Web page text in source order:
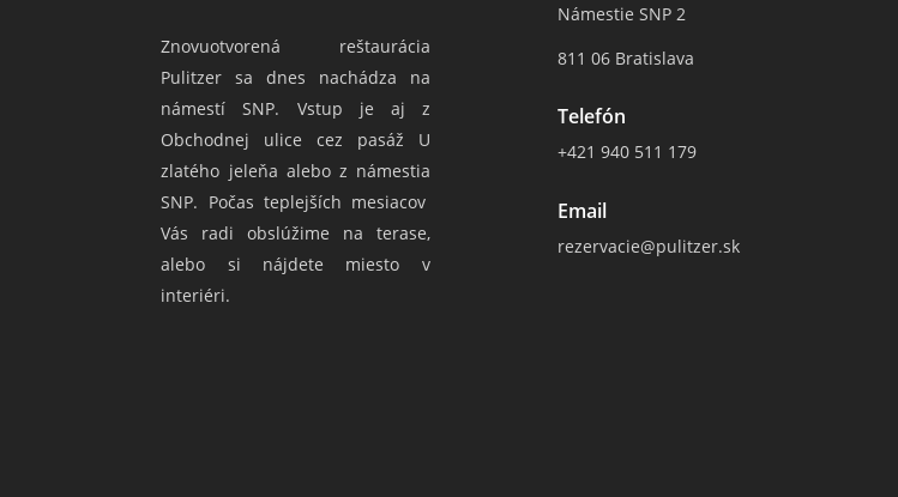
Znovuotvorená reštaurácia
Pulitzer sa dnes nachádza na
námestí SNP. Vstup je aj z
Obchodnej ulice cez pasáž U
zlatého jeleňa alebo z námestia
SNP. Počas teplejších mesiacov
Vás radi obslúžime na terase,
alebo si nájdete miesto v
interiéri.
Námestie SNP 2
811 06 Bratislava
Telefón
+421 940 511 179
Email
rezervacie@pulitzer.sk